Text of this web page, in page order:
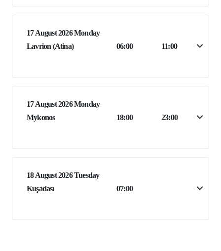
17 August 2026 Monday
Lavrion (Atina)
06:00 11:00
17 August 2026 Monday
Mykonos
18:00 23:00
18 August 2026 Tuesday
Kuşadası
07:00